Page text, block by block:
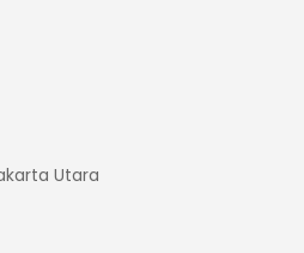
Utara